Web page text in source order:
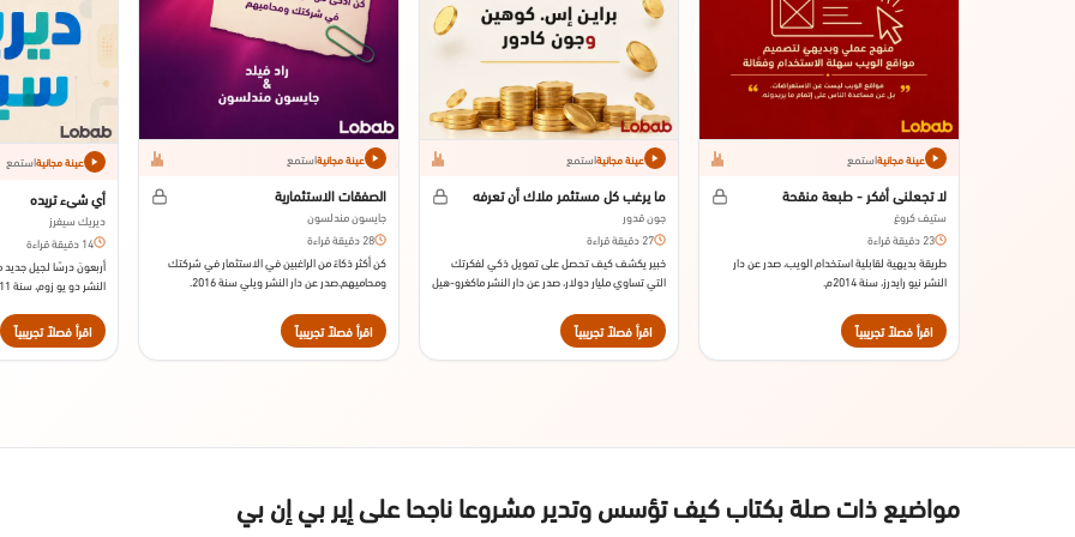
عينة مجانيةاستمع
لا تجعلني أفكر - طبعة منقحة
ستيف كروغ
23 دقيقة قراءة
طريقة بديهية لقابلية استخدام الويب، صدر عن دار
النشر نيو رايدرز، سنة 2014م.
اقرأ فصلاً تجريبياً
عينة مجانيةاستمع
ما يرغب كل مستثمر ملاك أن تعرفه
جون قدور
27 دقيقة قراءة
خبير يكشف كيف تحصل على تمويل ذكي لفكرتك
التي تساوي مليار دولار، صدر عن دار النشر ماكغرو-هيل
اقرأ فصلاً تجريبياً
عينة مجانيةاستمع
الصفقات الاستثمارية
جايسون مندلسون
28 دقيقة قراءة
كن أكثر ذكاءً من الراغبين في الاستثمار في شركتك
ومحاميهم.صدر عن دار النشر ويلي سنة 2016.
اقرأ فصلاً تجريبياً
عينة مجانيةاستمع
أي شيء تريده
ديريك سيفرز
14 دقيقة قراءة
أربعونَ درسًا لجيل جديد
النشر دو يو زوم، سنة 2011.
اقرأ فصلاً تجريبياً
مواضيع ذات صلة بكتاب كيف تؤسس وتدير مشروعا ناجحا على إير بي إن بي